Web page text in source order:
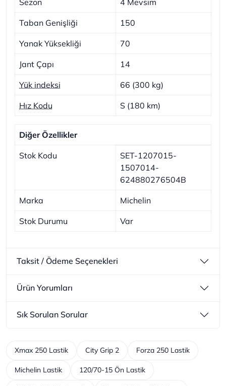
Taban Genişliği 150
Yanak Yüksekliği 70
Jant Çapı 14
Yük indeksi 66 (300 kg)
Hız Kodu S (180 km)
Diğer Özellikler
Stok Kodu
SET-1207015-
1507014-
624880276504B
Marka Michelin
Stok Durumu Var
Taksit / Ödeme Seçenekleri
Ürün Yorumları
Sık Sorulan Sorular
Xmax 250 Lastik City Grip 2 Forza 250 Lastik
Michelin Lastik 120/70-15 Ön Lastik